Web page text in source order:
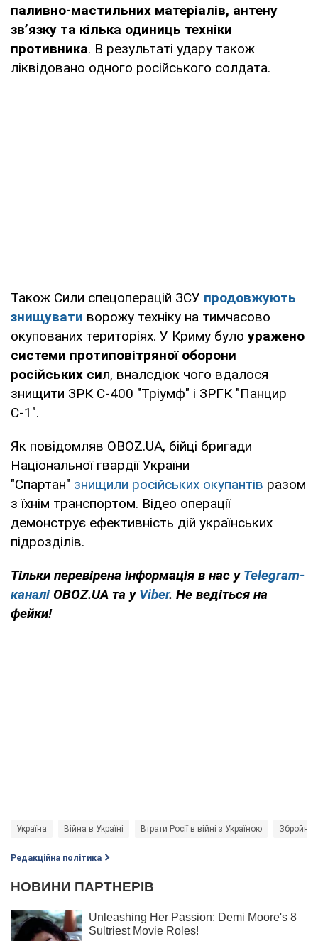
паливно-мастильних матеріалів, антену
зв’язку та кілька одиниць техніки
противника. В результаті удару також
ліквідовано одного російського солдата.
Також Сили спецоперацій ЗСУ продовжують
знищувати ворожу техніку на тимчасово
окупованих територіях. У Криму було уражено
системи протиповітряної оборони
російських сил, вналсдіок чого вдалося
знищити ЗРК С-400 "Тріумф" і ЗРГК "Панцир
С-1".
Як повідомляв OBOZ.UA, бійці бригади
Національної гвардії України
"Спартан" знищили російських окупантів разом
з їхнім транспортом. Відео операції
демонструє ефективність дій українських
підрозділів.
Тільки перевірена інформація в нас у Telegram-
каналі OBOZ.UA та у Viber. Не ведіться на
фейки!
Україна Війна в Україні Втрати Росії в війні з Україною Збройні
Редакційна політика